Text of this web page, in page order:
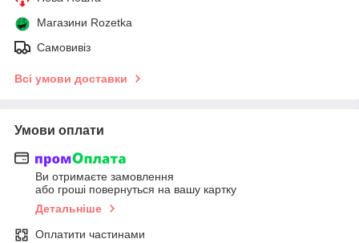
Магазини Rozetka
Самовивіз
Всі умови доставки
Умови оплати
Ви отримаєте замовлення
або гроші повернуться на вашу картку
Детальніше
Оплатити частинами